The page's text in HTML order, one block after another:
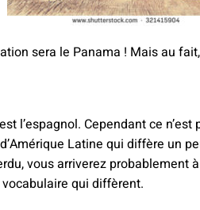
sera le Panama ! Mais au
l’espagnol. Cependant ce
Latine qui diffère un
vous arriverez
qui diffèrent.